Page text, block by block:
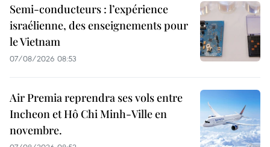
Semi-conducteurs : l’expérience
israélienne, des enseignements pour
le Vietnam
07/08/2026 08:53
Air Premia reprendra ses vols entre
Incheon et Hô Chi Minh-Ville en
novembre.